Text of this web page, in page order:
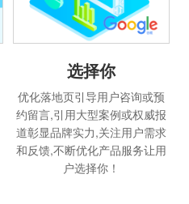
选择你
优化落地页引导用户咨询或预
约留言,引用大型案例或权威报
道彰显品牌实力,关注用户需求
和反馈,不断优化产品服务让用
户选择你！